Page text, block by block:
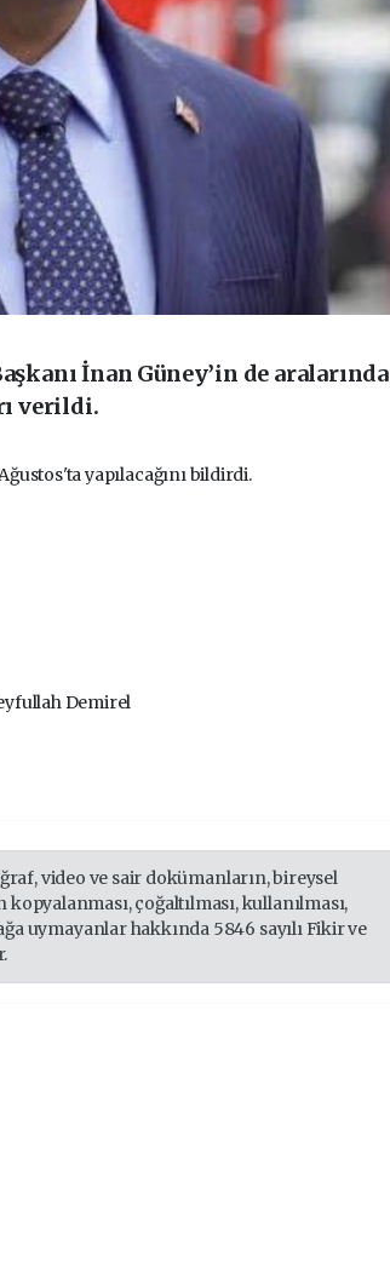
İnan Güney’in de aralarında
verildi.
yapılacağını bildirdi.
Demirel
video ve sair dokümanların, bireysel
çoğaltılması, kullanılması,
uymayanlar hakkında 5846 sayılı Fikir ve